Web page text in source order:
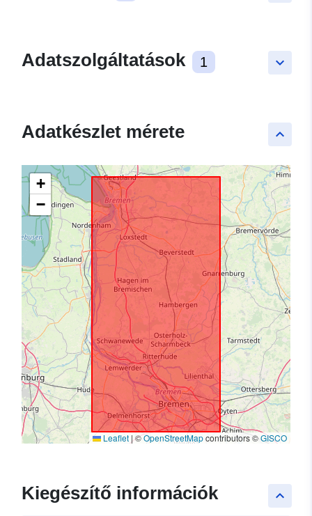
keyboard_arrow_down
Adatszolgáltatások 1
keyboard_arrow_up
Adatkészlet mérete
+
−
Leaflet |©OpenStreetMapcontributors ©GISCO
keyboard_arrow_up
Kiegészítő információk